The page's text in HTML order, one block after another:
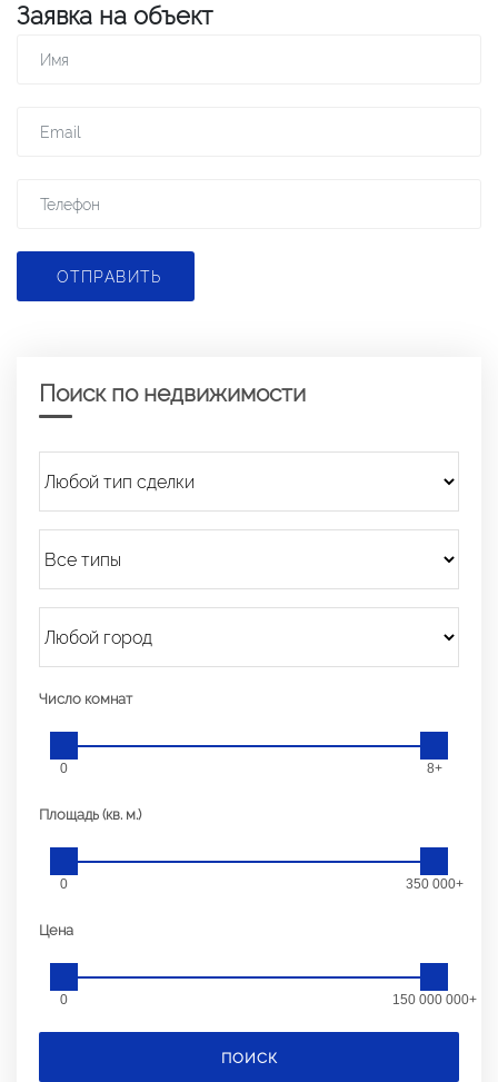
Заявка на объект
ОТПРАВИТЬ
Поиск по недвижимости
Число комнат
0 8+
Площадь (кв. м.)
0 350 000+
Цена
0 150 000 000+
ПОИСК